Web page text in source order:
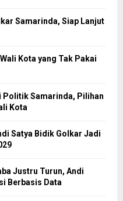
Samarinda, Siap Lanjut
Kota yang Tak Pakai
Politik Samarinda, Pilihan
Kota
Satya Bidik Golkar Jadi
Justru Turun, Andi
Berbasis Data